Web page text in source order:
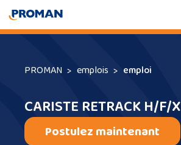
PROMAN emplois emploi
CARISTE RETRACK H/F/X
Postulez maintenant